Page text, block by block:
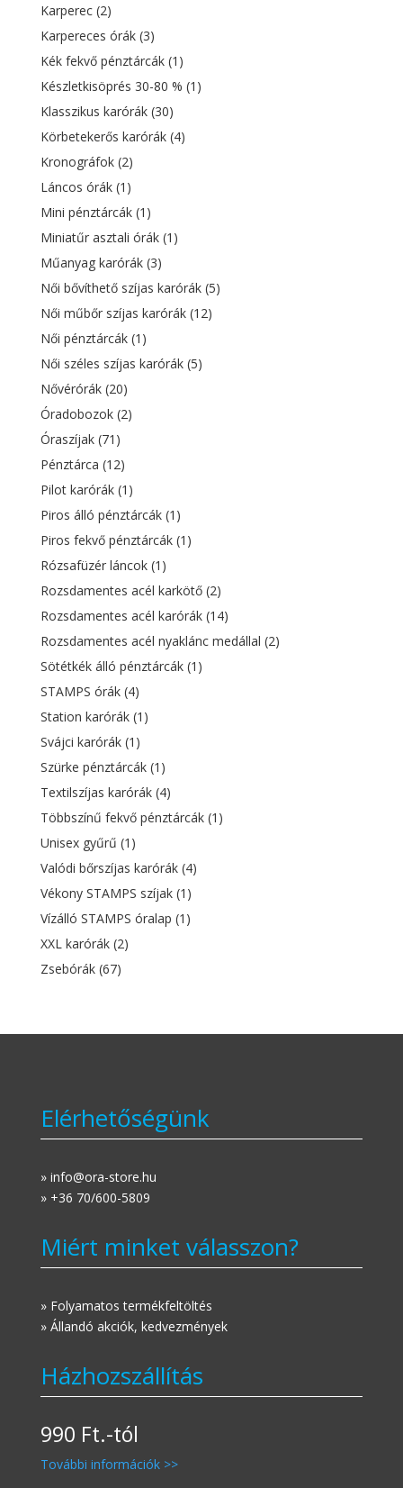
Karperec (2)
Karpereces órák (3)
Kék fekvő pénztárcák (1)
Készletkisöprés 30-80 % (1)
Klasszikus karórák (30)
Körbetekerős karórák (4)
Kronográfok (2)
Láncos órák (1)
Mini pénztárcák (1)
Miniatűr asztali órák (1)
Műanyag karórák (3)
Női bővíthető szíjas karórák (5)
Női műbőr szíjas karórák (12)
Női pénztárcák (1)
Női széles szíjas karórák (5)
Nővérórák (20)
Óradobozok (2)
Óraszíjak (71)
Pénztárca (12)
Pilot karórák (1)
Piros álló pénztárcák (1)
Piros fekvő pénztárcák (1)
Rózsafüzér láncok (1)
Rozsdamentes acél karkötő (2)
Rozsdamentes acél karórák (14)
Rozsdamentes acél nyaklánc medállal (2)
Sötétkék álló pénztárcák (1)
STAMPS órák (4)
Station karórák (1)
Svájci karórák (1)
Szürke pénztárcák (1)
Textilszíjas karórák (4)
Többszínű fekvő pénztárcák (1)
Unisex gyűrű (1)
Valódi bőrszíjas karórák (4)
Vékony STAMPS szíjak (1)
Vízálló STAMPS óralap (1)
XXL karórák (2)
Zsebórák (67)
Elérhetőségünk
» info@ora-store.hu
» +36 70/600-5809
Miért minket válasszon?
» Folyamatos termékfeltöltés
» Állandó akciók, kedvezmények
Házhozszállítás
990 Ft.-tól
További információk >>